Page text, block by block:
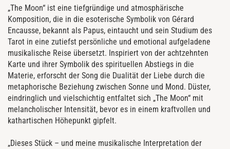
„The Moon“ ist eine tiefgründige und atmosphärische
Komposition, die in die esoterische Symbolik von Gérard
Encausse, bekannt als Papus, eintaucht und sein Studium des
Tarot in eine zutiefst persönliche und emotional aufgeladene
musikalische Reise übersetzt. Inspiriert von der achtzehnten
Karte und ihrer Symbolik des spirituellen Abstiegs in die
Materie, erforscht der Song die Dualität der Liebe durch die
metaphorische Beziehung zwischen Sonne und Mond. Düster,
eindringlich und vielschichtig entfaltet sich „The Moon“ mit
melancholischer Intensität, bevor es in einem kraftvollen und
kathartischen Höhepunkt gipfelt.
„Dieses Stück – und meine musikalische Interpretation der